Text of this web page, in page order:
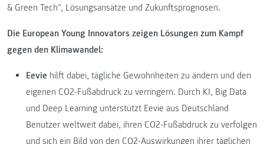
& Green Tech“, Lösungsansätze und Zukunftsprognosen.
Die European Young Innovators zeigen Lösungen zum Kampf
gegen den Klimawandel:
Eevie hilft dabei, tägliche Gewohnheiten zu ändern und den
eigenen CO2-Fußabdruck zu verringern. Durch KI, Big Data
und Deep Learning unterstützt Eevie aus Deutschland
Benutzer weltweit dabei, ihren CO2-Fußabdruck zu verfolgen
und sich ein Bild von den CO2-Auswirkungen ihrer täglichen